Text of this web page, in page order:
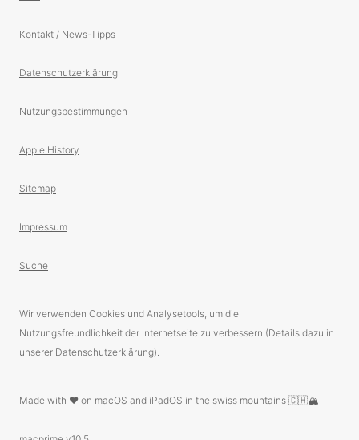
Kontakt / News-Tipps
Datenschutzerklärung
Nutzungsbestimmungen
Apple History
Sitemap
Impressum
Suche
Wir verwenden Cookies und Analysetools, um die
Nutzungsfreundlichkeit der Internetseite zu verbessern (Details dazu in
unserer Datenschutzerklärung).
Made with ❤️ on macOS and iPadOS in the swiss mountains 🇨🇭🏔